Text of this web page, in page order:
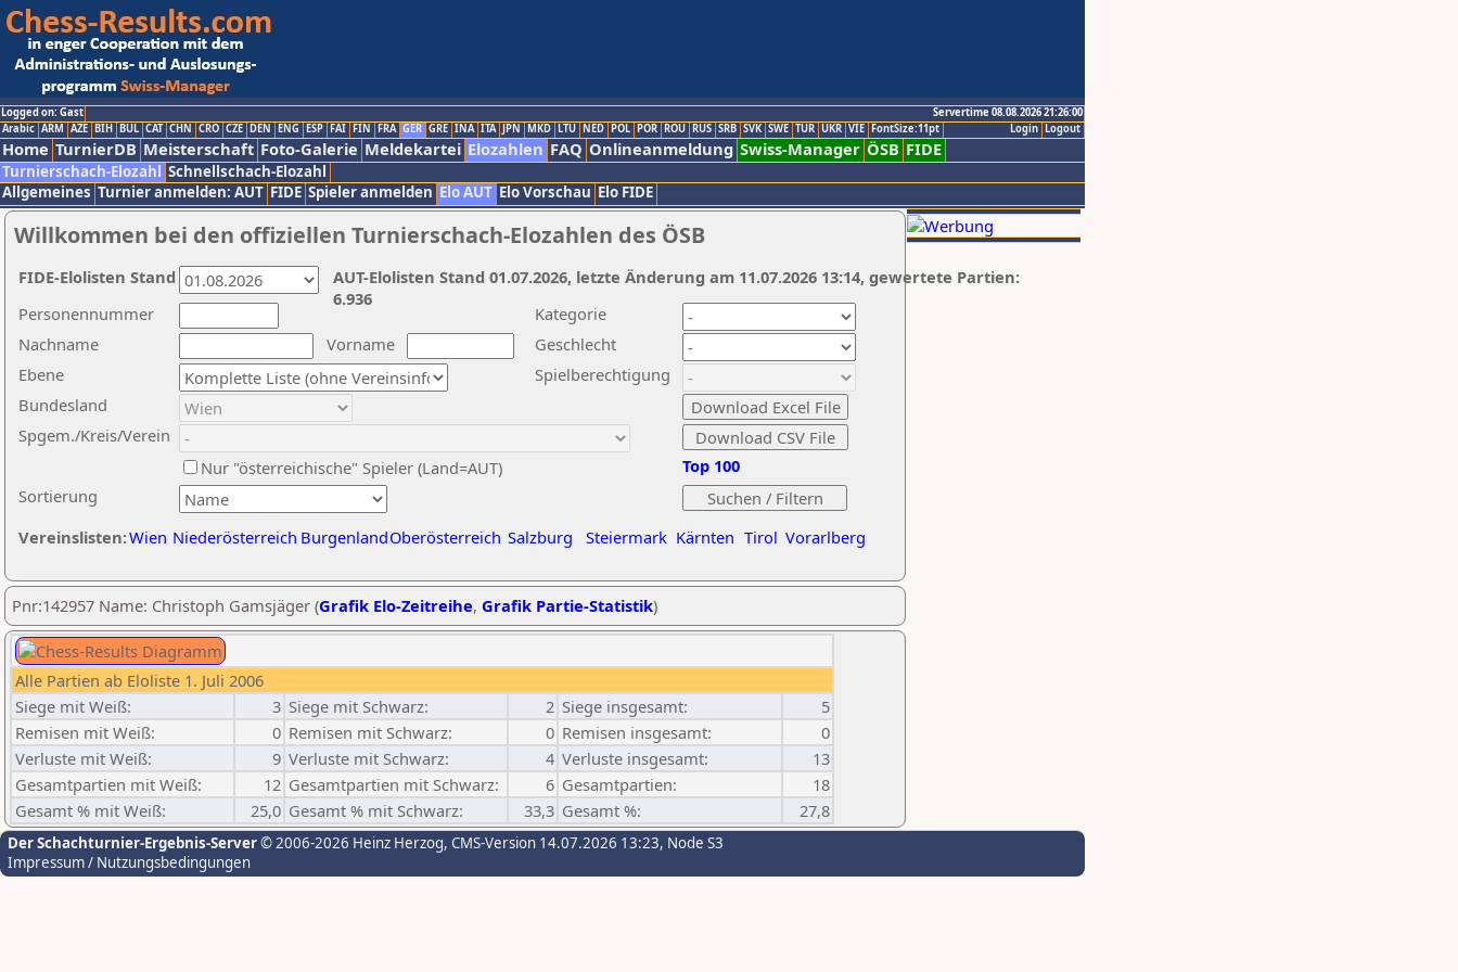
Logged on: Gast
Servertime 08.08.2026 21:26:00
Logout
Login
Arabic ARM AZE BIH BUL CAT CHN CRO CZE DEN ENG ESP FAI FIN FRA GER GRE INA ITA JPN MKD LTU NED POL POR ROU RUS SRB SVK SWE TUR UKR VIE FontSize:11pt
Home TurnierDB Meisterschaft Foto-Galerie Meldekartei Elozahlen FAQ Onlineanmeldung Swiss-Manager ÖSB FIDE
Turnierschach-Elozahl Schnellschach-Elozahl
Allgemeines Turnier anmelden: AUT FIDE Spieler anmelden Elo AUT Elo Vorschau Elo FIDE
Willkommen bei den offiziellen Turnierschach-Elozahlen des ÖSB
Nachname
Vorname
Ebene
Kategorie
Sortierung
Personennummer
Bundesland
Spgem./Kreis/Verein
Geschlecht
Nur "österreichische" Spieler (Land=AUT)
Spielberechtigung
Vereinslisten:Wien Niederösterreich BurgenlandOberösterreich Salzburg Steiermark Kärnten Tirol Vorarlberg
Top 100
AUT-Elolisten Stand 01.07.2026, letzte Änderung am 11.07.2026 13:14, gewertete Partien:
6.936
FIDE-Elolisten Stand
Pnr:142957 Name: Christoph Gamsjäger (Grafik Elo-Zeitreihe, Grafik Partie-Statistik)
Alle Partien ab Eloliste 1. Juli 2006
Siege mit Weiß:
3 Siege mit Schwarz: 2 Siege insgesamt:
5
Remisen mit Weiß:
0 Remisen mit Schwarz: 0 Remisen insgesamt:
0
Verluste mit Weiß:
9 Verluste mit Schwarz: 4 Verluste insgesamt:
13
Gesamtpartien mit Weiß:
12 Gesamtpartien mit Schwarz: 6 Gesamtpartien:
18
Gesamt % mit Weiß:
25,0 Gesamt % mit Schwarz: 33,3 Gesamt %: 27,8
Der Schachturnier-Ergebnis-Server© 2006-2026 Heinz Herzog, CMS-Version 14.07.2026 13:23, Node S3
Impressum / Nutzungsbedingungen